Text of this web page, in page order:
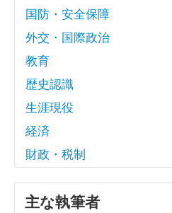
国防・安全保障
外交・国際政治
教育
歴史認識
生涯現役
経済
財政・税制
主な執筆者